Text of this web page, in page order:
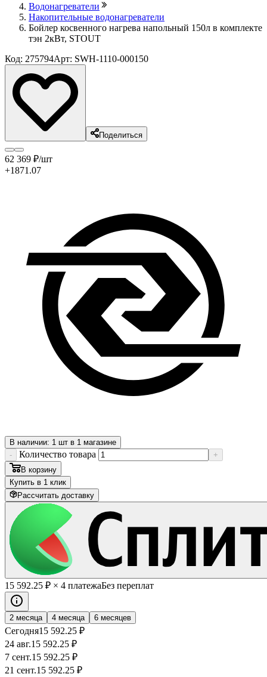
Водонагреватели
Накопительные водонагреватели
Бойлер косвенного нагрева напольный 150л в комплекте
тэн 2кВт, STOUT
Код: 275794Арт: SWH-1110-000150
Поделиться
62 369 ₽/шт
+1871.07
В наличии: 1 шт в 1 магазине
-
Количество товара
+
В корзину
Купить в 1 клик
Рассчитать доставку
15 592.25 ₽ × 4 платежаБез переплат
2 месяца 4 месяца 6 месяцев
Сегодня15 592.25 ₽
24 авг.15 592.25 ₽
7 сент.15 592.25 ₽
21 сент.15 592.25 ₽